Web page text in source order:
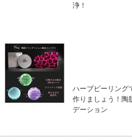
浄！
ハーブピーリング
作りましょう！陶
デーション